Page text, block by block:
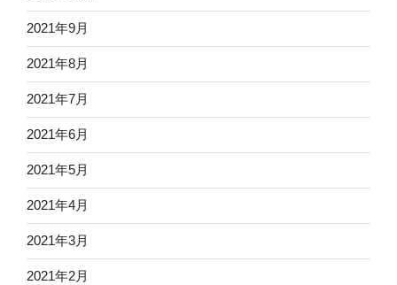
2021年9月
2021年8月
2021年7月
2021年6月
2021年5月
2021年4月
2021年3月
2021年2月